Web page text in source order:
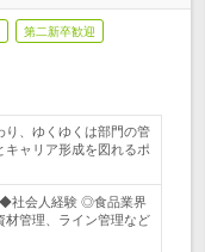
第二新卒歓迎
り、ゆくゆくは部門の管
ャリア形成を図れるポ
◆社会人経験 ◎食品業界
材管理、ライン管理など